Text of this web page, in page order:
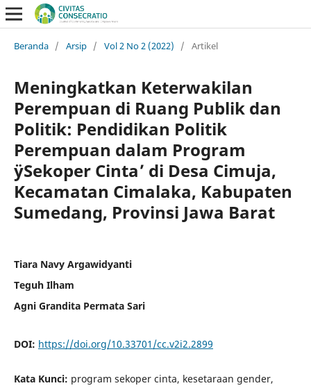
Beranda / Arsip / Vol 2 No 2 (2022) / Artikel
Meningkatkan Keterwakilan
Perempuan di Ruang Publik dan
Politik: Pendidikan Politik
Perempuan dalam Program
ÿSekoper Cinta’ di Desa Cimuja,
Kecamatan Cimalaka, Kabupaten
Sumedang, Provinsi Jawa Barat
Tiara Navy Argawidyanti
Teguh Ilham
Agni Grandita Permata Sari
DOI: https://doi.org/10.33701/cc.v2i2.2899
Kata Kunci: program sekoper cinta, kesetaraan gender,